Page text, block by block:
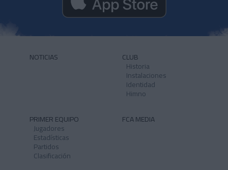
NOTICIAS CLUB
Historia
Instalaciones
Identidad
Himno
PRIMER EQUIPO
Jugadores
Estadísticas
Partidos
Clasificación
FCA MEDIA